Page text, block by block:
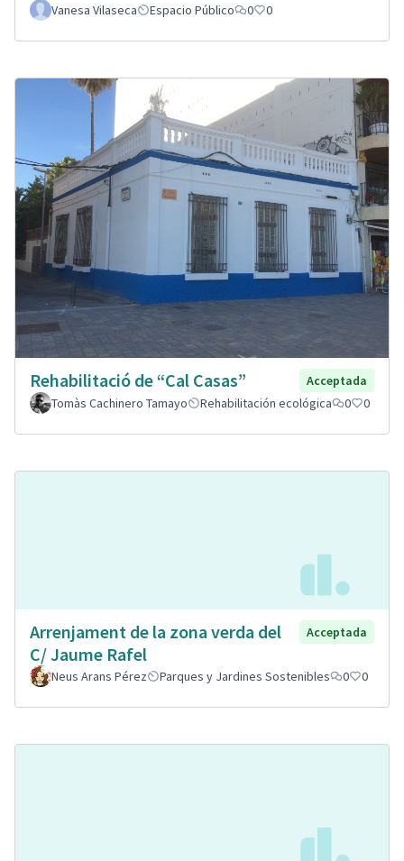
Vanesa Vilaseca Espacio Público 0 0
Rehabilitació de “Cal Casas”
Acceptada
Tomàs Cachinero Tamayo
Rehabilitación ecológica 0 0
Arrenjament de la zona verda del
C/ Jaume Rafel
Acceptada
Neus Arans Pérez Parques y Jardines Sostenibles 0 0